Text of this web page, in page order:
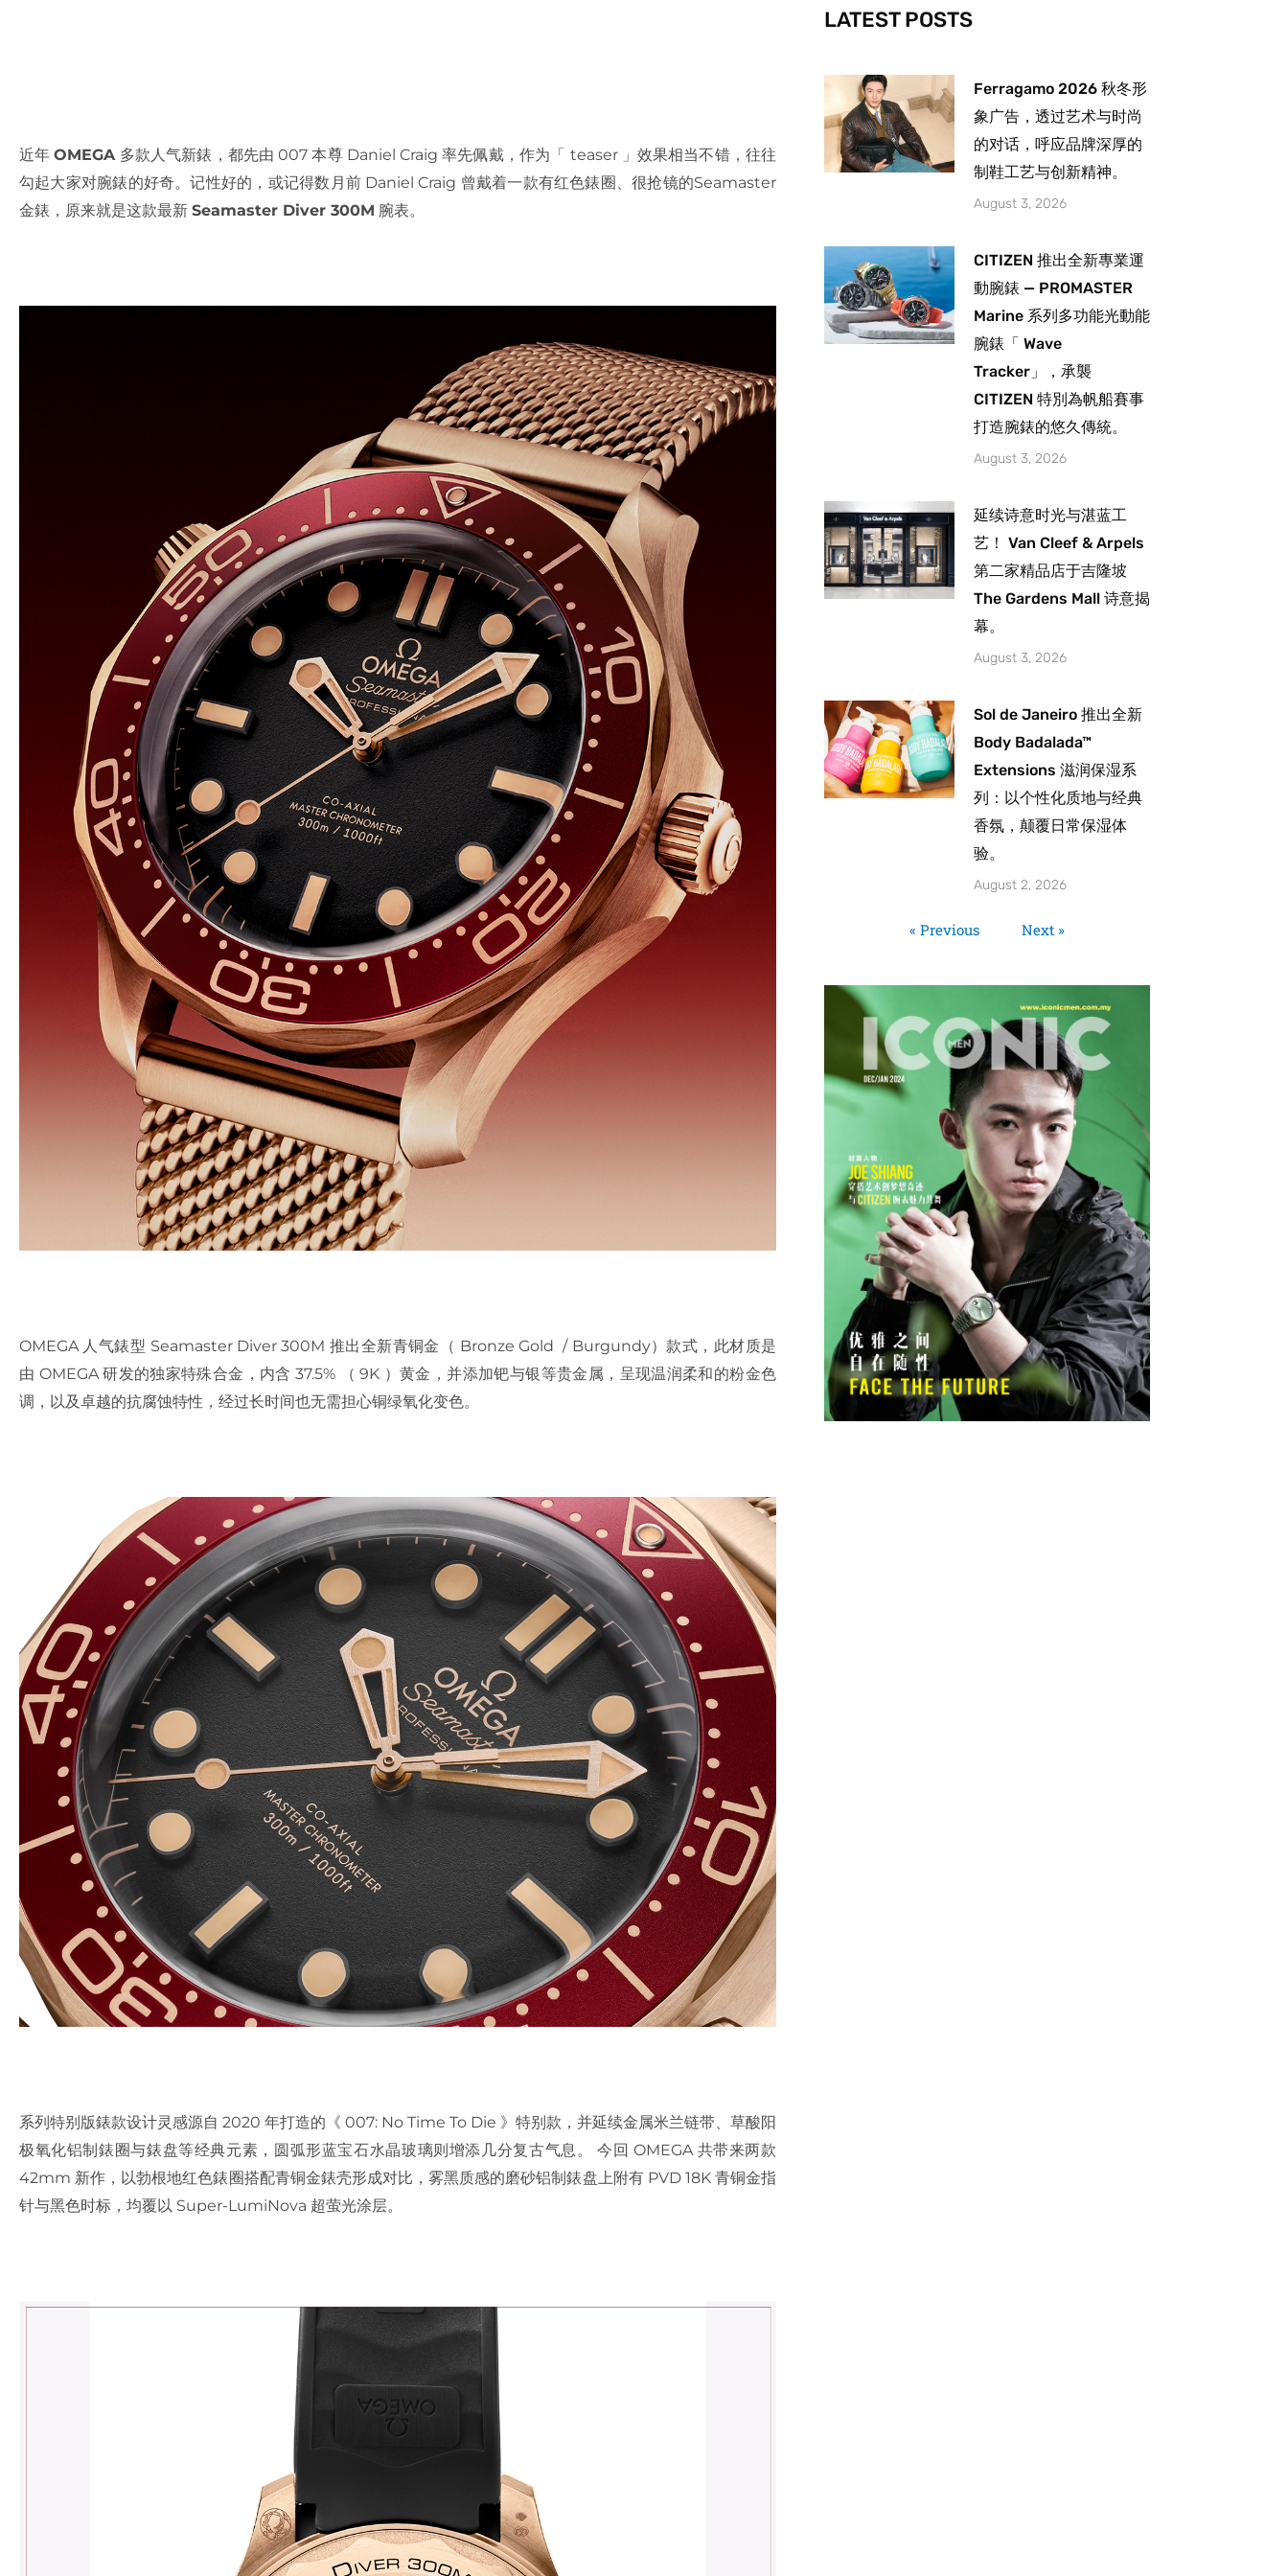
近年OMEGA多款人气新錶，都先由 007 本尊 Daniel Craig 率先佩戴，作为「 teaser 」效果相当不错，往往
勾起大家对腕錶的好奇。记性好的，或记得数月前 Daniel Craig 曾戴着一款有红色錶圈、很抢镜的Seamaster
金錶，原来就是这款最新 Seamaster Diver 300M 腕表。
OMEGA 人气錶型 Seamaster Diver 300M 推出全新青铜金（ Bronze Gold / Burgundy）款式，此材质是
由 OMEGA 研发的独家特殊合金，内含 37.5% （ 9K ）黄金，并添加钯与银等贵金属，呈现温润柔和的粉金色
调，以及卓越的抗腐蚀特性，经过长时间也无需担心铜绿氧化变色。
系列特别版錶款设计灵感源自 2020 年打造的《 007: No Time To Die 》特别款，并延续金属米兰链带、草酸阳
极氧化铝制錶圈与錶盘等经典元素，圆弧形蓝宝石水晶玻璃则增添几分复古气息。 今回 OMEGA 共带来两款
42mm 新作，以勃根地红色錶圈搭配青铜金錶壳形成对比，雾黑质感的磨砂铝制錶盘上附有 PVD 18K 青铜金指
针与黑色时标，均覆以 Super-LumiNova 超萤光涂层。
-
f
m
LATEST POSTS
Ferragamo 2026 秋冬形
象广告，透过艺术与时尚
的对话，呼应品牌深厚的
制鞋工艺与创新精神。
August 3, 2026
CITIZEN 推出全新專業運
動腕錶 — PROMASTER
Marine 系列多功能光動能
腕錶「 Wave
Tracker」，承襲
CITIZEN 特別為帆船賽事
打造腕錶的悠久傳統。
August 3, 2026
延续诗意时光与湛蓝工
艺！ Van Cleef & Arpels
第二家精品店于吉隆坡
The Gardens Mall 诗意揭
幕。
August 3, 2026
Sol de Janeiro 推出全新
Body Badalada™
Extensions 滋润保湿系
列：以个性化质地与经典
香氛，颠覆日常保湿体
验。
August 2, 2026
« Previous Next »